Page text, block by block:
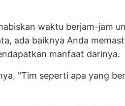
waktu berjam-jam
ada baiknya Anda
manfaat darinya.
"Tim seperti apa yang